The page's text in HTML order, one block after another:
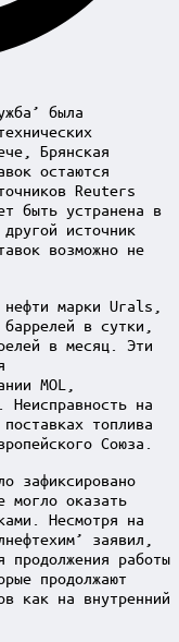
была
Брянская
остаются
Reuters
быть устранена в
источник
возможно не
нефти марки Urals,
в сутки,
в месяц. Эти
MOL,
Неисправность на
топлива
Союза.
зафиксировано
могло оказать
Несмотря на
заявил,
продолжения работы
продолжают
как на внутренний